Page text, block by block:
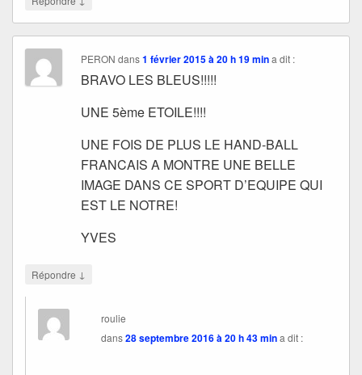
PERON dans1 février 2015 à 20 h 19 min a dit :
BRAVO LES BLEUS!!!!!
UNE 5ème ETOILE!!!!
UNE FOIS DE PLUS LE HAND-BALL
FRANCAIS A MONTRE UNE BELLE
IMAGE DANS CE SPORT D’EQUIPE QUI
EST LE NOTRE!
YVES
Répondre ↓
roulie
dans28 septembre 2016 à 20 h 43 mina dit :